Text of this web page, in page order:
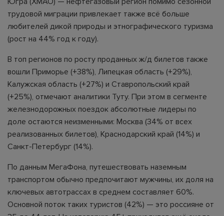
трудовой миграции привлекает также всё больше
любителей дикой природы и этнографического туризма
(рост на 44% год к году).
В топ регионов по росту проданных ж/д билетов также
вошли Приморье (+38%), Липецкая область (+29%),
Калужская область (+27%) и Ставропольский край
(+25%), отмечают аналитики Туту. При этом в сегменте
железнодорожных поездок абсолютные лидеры по
доле остаются неизменными: Москва (34% от всех
реализованных билетов), Краснодарский край (14%) и
Санкт-Петербург (14%).
По данным МегаФона, путешествовать наземным
транспортом обычно предпочитают мужчины, их доля на
ключевых автотрассах в среднем составляет 60%.
Основной поток таких туристов (42%) — это россияне от